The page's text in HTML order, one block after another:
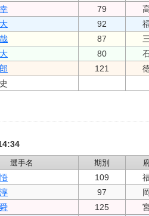
79
92
87
80
121
選手名 期別
109
97
125